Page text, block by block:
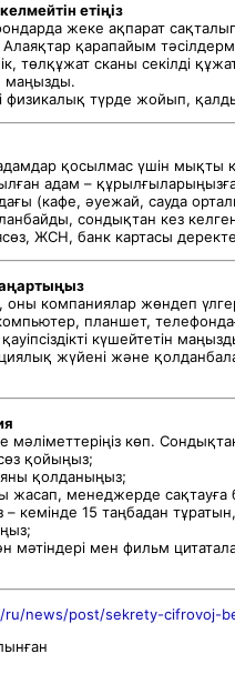
етіңіз
жеке ақпарат
қарапайым
төлқұжат сканы секілді
маңызды.
физикалық түрде жойып,
адамдар қосылмас үшін мықты
адам –
(кафе, әуежай, сауда
сондықтан кез
ЖСН, банк картасы
оны компаниялар жөндеп
планшет,
күшейтетін
жүйені және
көп.
қойыңыз;
қолданыңыз;
жасап, менеджерде сақтауға
– кемінде 15 таңбадан
мәтіндері мен фильм
news/post/sekrety-cifrovoj-